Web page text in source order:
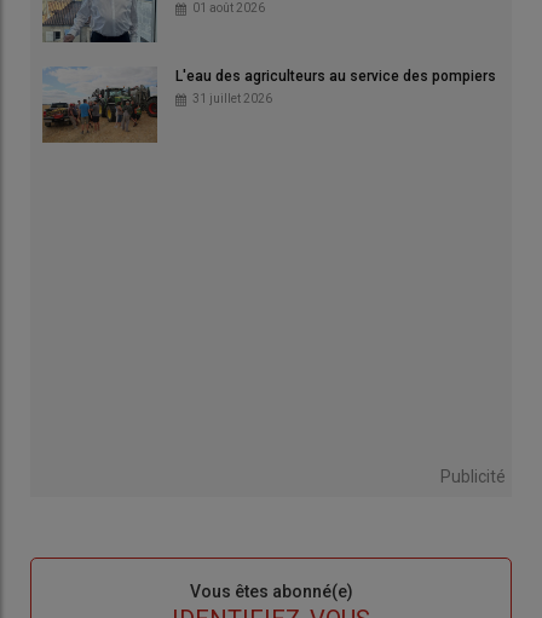
01 août 2026
L'eau des agriculteurs au service des pompiers
31 juillet 2026
Publicité
Vous êtes abonné(e)